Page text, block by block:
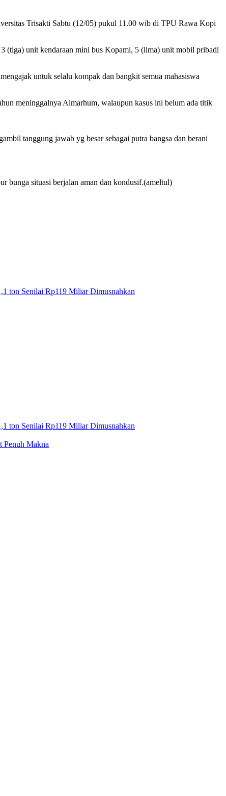
Trisakti Sabtu (12/05) pukul 11.00 wib di TPU Rawa Kopi
(tiga) unit kendaraan mini bus Kopami, 5 (lima) unit mobil pribadi
untuk selalu kompak dan bangkit semua mahasiswa
meninggalnya Almarhum, walaupun kasus ini belum ada titik
tanggung jawab yg besar sebagai putra bangsa dan berani
bunga situasi berjalan aman dan kondusif.(ameltul)
ton Senilai Rp119 Miliar Dimusnahkan
ton Senilai Rp119 Miliar Dimusnahkan
Penuh Makna